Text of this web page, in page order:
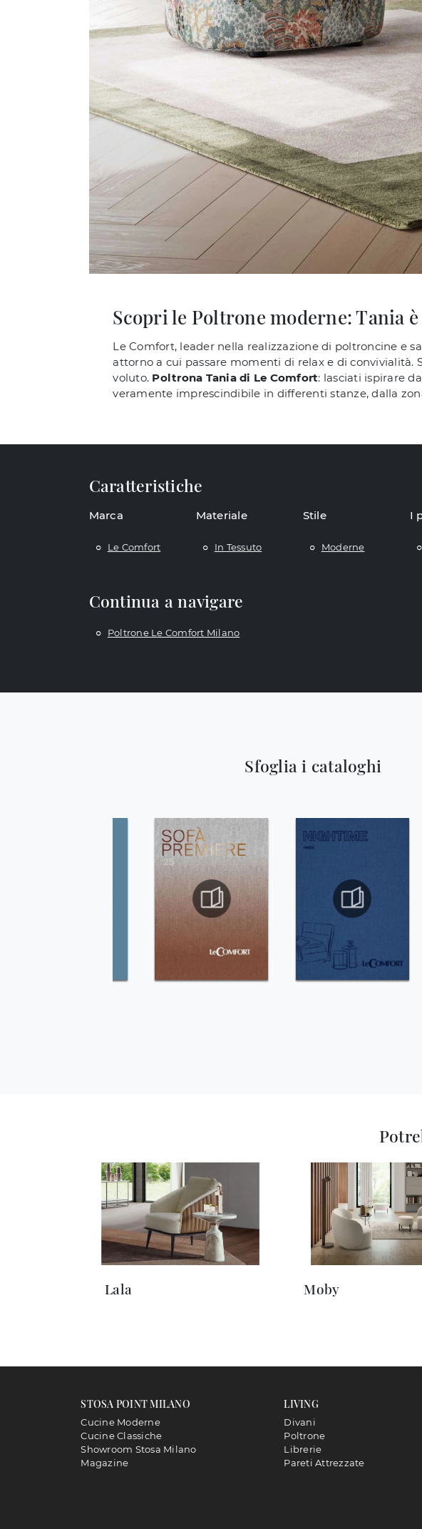
Scopri le Poltrone moderne: Tania
Le Comfort, leader nella realizzazione di poltroncine e
attorno a cui passare momenti di relax e di
voluto. Poltrona Tania di Le Comfort: lasciati ispirare
veramente imprescindibile in differenti stanze, dalla
Caratteristiche
Marca
Le Comfort
Materiale
In Tessuto
Stile
Moderne
I
Continua a navigare
Poltrone Le Comfort Milano
Sfoglia i cataloghi
Lala Moby
STOSA POINT MILANO
Cucine Moderne
Cucine Classiche
Showroom Stosa Milano
Magazine
LIVING
Divani
Poltrone
Librerie
Pareti Attrezzate